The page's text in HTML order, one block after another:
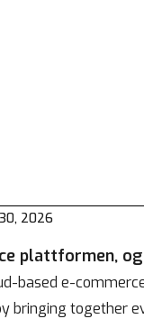
2026
plattformen,
based e-
bringing together